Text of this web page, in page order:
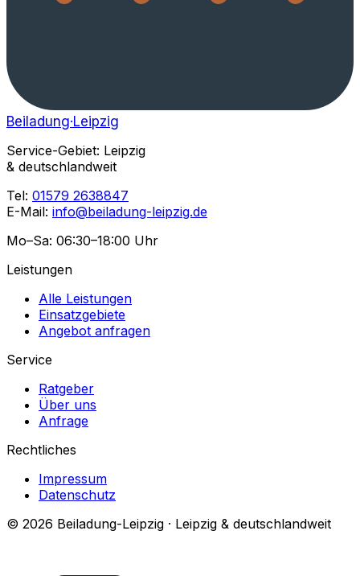
Beiladung·Leipzig
Service-Gebiet: Leipzig
& deutschlandweit
Tel: 01579 2638847
E-Mail: info@beiladung-leipzig.de
Mo–Sa: 06:30–18:00 Uhr
Leistungen
Alle Leistungen
Einsatzgebiete
Angebot anfragen
Service
Ratgeber
Über uns
Anfrage
Rechtliches
Impressum
Datenschutz
© 2026 Beiladung-Leipzig · Leipzig & deutschlandweit